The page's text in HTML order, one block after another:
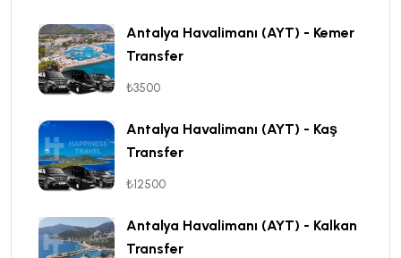
Antalya Havalimanı (AYT) - Kemer
Transfer
₺3500
Antalya Havalimanı (AYT) - Kaş
Transfer
₺12500
Antalya Havalimanı (AYT) - Kalkan
Transfer